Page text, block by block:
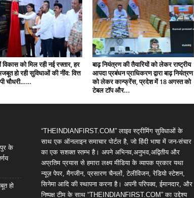
को मिल रही नई रफ्तार, हर
हो रही सुविधाओं की नींव: वित्त
चौधरी……
बाढ़ नियंत्रण की तैयारियों को लेकर राष्ट्रीय
आपदा प्रबंधन प्राधिकरण द्वारा बाढ़ नियंत्रण
को लेकर कान्फ्रेंस, प्रदेश में 18 अगस्त को
टेबल टॉप और...
के
हो
“THEINDIANFIRST.COM” लाइव स्ट्रीमिंग सुविधाओं के
साथ एक ऑनलाइन समाचार पोर्टल है, जो हिंदी भाषा में जन-संचार
का एक सशक्त स्तम्भ है। अपने अभिनव,अनुभव,अद्वितीय और
अप्रतिम प्रयास से हमारा लक्ष्य मीडिया के व्यापक प्रकार यथा
न्यूज़ पेपर, मैगजीन, प्रसारण चैनलों, टेलीविजन, रेडियो स्टेशन,
सिनेमा आदि की स्थापना करना है। अपनी परिपक्व, ईमानदार, और
निष्पक्ष टीम के साथ “THEINDIANFIRST.COM” का उद्देश्य